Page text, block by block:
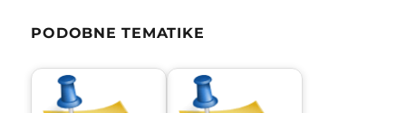
PODOBNE TEMATIKE